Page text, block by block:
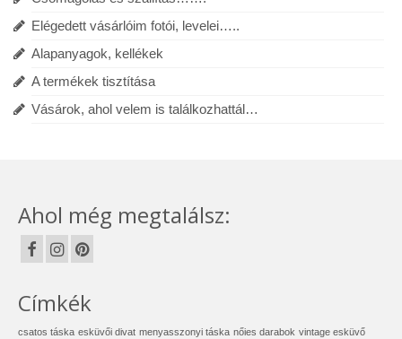
Elégedett vásárlóim fotói, levelei…..
Alapanyagok, kellékek
A termékek tisztítása
Vásárok, ahol velem is találkozhattál…
Ahol még megtalálsz:
Címkék
csatos táska esküvői divat menyasszonyi táska nőies darabok vintage esküvő